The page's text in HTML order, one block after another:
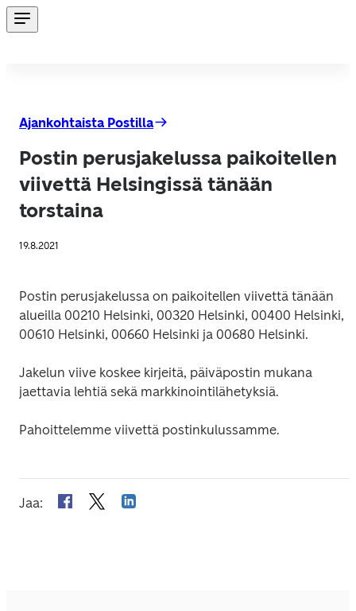
Ajankohtaista Postilla
Postin perusjakelussa paikoitellen
viivettä Helsingissä tänään
torstaina
19.8.2021
Postin perusjakelussa on paikoitellen viivettä tänään
alueilla 00210 Helsinki, 00320 Helsinki, 00400 Helsinki,
00610 Helsinki, 00660 Helsinki ja 00680 Helsinki.
Jakelun viive koskee kirjeitä, päiväpostin mukana
jaettavia lehtiä sekä markkinointilähetyksiä.
Pahoittelemme viivettä postinkulussamme.
Jaa: